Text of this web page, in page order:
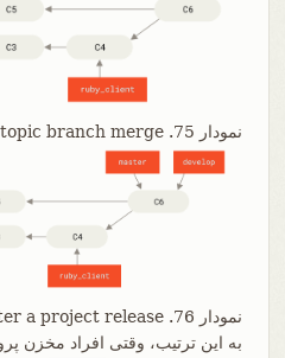
نمودار 75. After a topic branch merge
نمودار 76. After a project release
به این ترتیب، وقتی افراد مخزن